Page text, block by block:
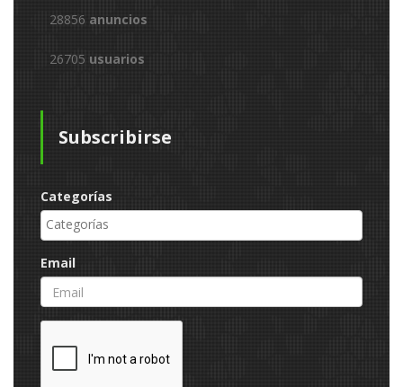
28856 anuncios
26705 usuarios
Subscribirse
Categorías
Email